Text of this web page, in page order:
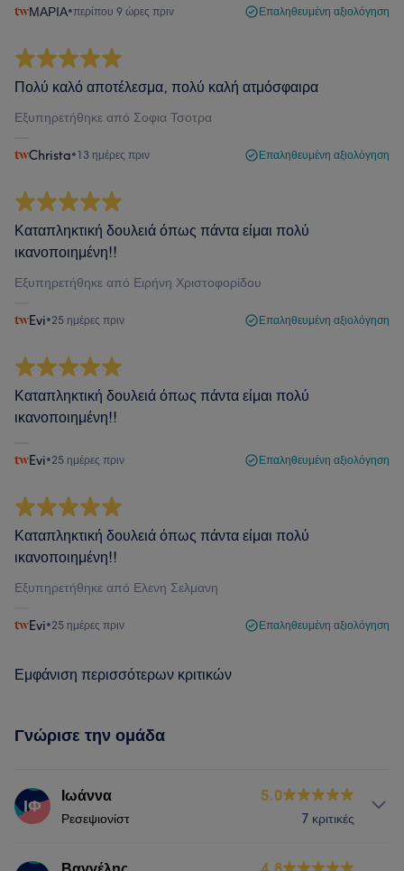
ΜΑΡΙΑ•περίπου 9 ώρες πριν Επαληθευμένη αξιολόγηση
Πολύ καλό αποτέλεσμα, πολύ καλή ατμόσφαιρα
Εξυπηρετήθηκε από Σοφια Τσοτρα
Christa•13 ημέρες πριν Επαληθευμένη αξιολόγηση
Καταπληκτική δουλειά όπως πάντα είμαι πολύ
ικανοποιημένη!!
Εξυπηρετήθηκε από Ειρήνη Χριστοφορίδου
Evi•25 ημέρες πριν Επαληθευμένη αξιολόγηση
Καταπληκτική δουλειά όπως πάντα είμαι πολύ
ικανοποιημένη!!
Evi•25 ημέρες πριν Επαληθευμένη αξιολόγηση
Καταπληκτική δουλειά όπως πάντα είμαι πολύ
ικανοποιημένη!!
Εξυπηρετήθηκε από Ελενη Σελμανη
Evi•25 ημέρες πριν Επαληθευμένη αξιολόγηση
Εμφάνιση περισσότερων κριτικών
Γνώρισε την ομάδα
ΙΦ Ιωάννα
Ρεσεψιονίστ
5.0
7 κριτικές
Υπηρεσίες